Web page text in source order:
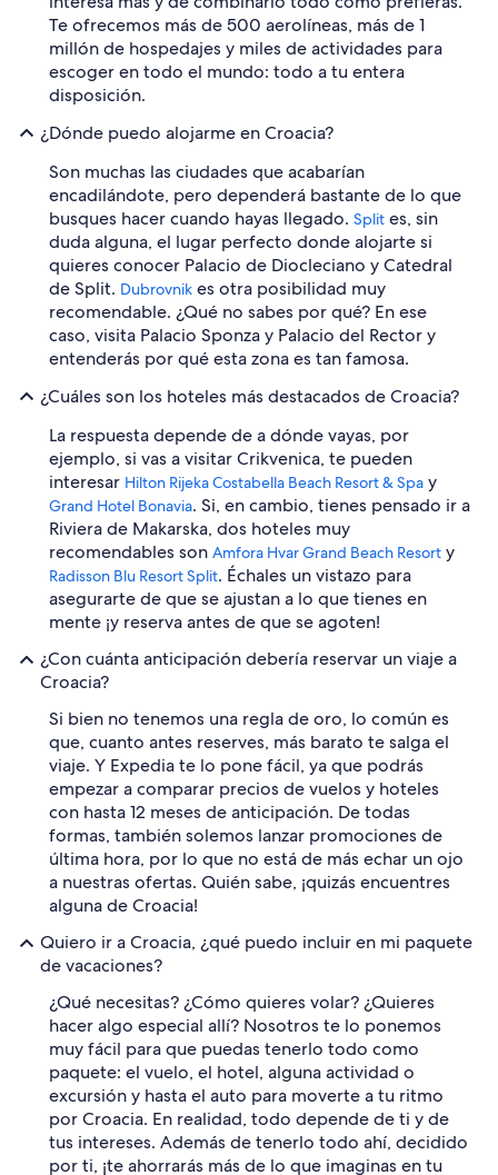
Te ofrecemos más de 500 aerolíneas, más de 1
millón de hospedajes y miles de actividades para
escoger en todo el mundo: todo a tu entera
disposición.
¿Dónde puedo alojarme en Croacia?
Son muchas las ciudades que acabarían
encadilándote, pero dependerá bastante de lo que
busques hacer cuando hayas llegado. Split es, sin
duda alguna, el lugar perfecto donde alojarte si
quieres conocer Palacio de Diocleciano y Catedral
de Split. Dubrovnik es otra posibilidad muy
recomendable. ¿Qué no sabes por qué? En ese
caso, visita Palacio Sponza y Palacio del Rector y
entenderás por qué esta zona es tan famosa.
¿Cuáles son los hoteles más destacados de Croacia?
La respuesta depende de a dónde vayas, por
ejemplo, si vas a visitar Crikvenica, te pueden
interesar Hilton Rijeka Costabella Beach Resort & Spa y
Grand Hotel Bonavia. Si, en cambio, tienes pensado ir a
Riviera de Makarska, dos hoteles muy
recomendables son Amfora Hvar Grand Beach Resort y
Radisson Blu Resort Split. Échales un vistazo para
asegurarte de que se ajustan a lo que tienes en
mente ¡y reserva antes de que se agoten!
¿Con cuánta anticipación debería reservar un viaje a
Croacia?
Si bien no tenemos una regla de oro, lo común es
que, cuanto antes reserves, más barato te salga el
viaje. Y Expedia te lo pone fácil, ya que podrás
empezar a comparar precios de vuelos y hoteles
con hasta 12 meses de anticipación. De todas
formas, también solemos lanzar promociones de
última hora, por lo que no está de más echar un ojo
a nuestras ofertas. Quién sabe, ¡quizás encuentres
alguna de Croacia!
Quiero ir a Croacia, ¿qué puedo incluir en mi paquete
de vacaciones?
¿Qué necesitas? ¿Cómo quieres volar? ¿Quieres
hacer algo especial allí? Nosotros te lo ponemos
muy fácil para que puedas tenerlo todo como
paquete: el vuelo, el hotel, alguna actividad o
excursión y hasta el auto para moverte a tu ritmo
por Croacia. En realidad, todo depende de ti y de
tus intereses. Además de tenerlo todo ahí, decidido
por ti, ¡te ahorrarás más de lo que imaginas en tu